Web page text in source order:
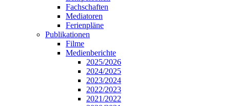
Fachschaften
Mediatoren
Ferienpläne
Publikationen
Filme
Medienberichte
2025/2026
2024/2025
2023/2024
2022/2023
2021/2022